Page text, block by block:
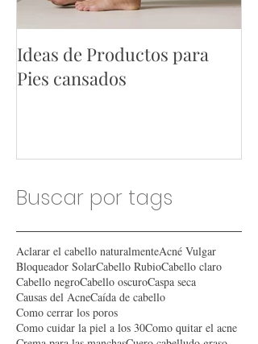
Ideas de Productos para
Buscar por tags
Aclarar el cabello naturalmenteAcné Vulgar
Bloqueador SolarCabello RubioCabello claro
Cabello negroCabello oscuro
Causas del AcneCaída de cabello